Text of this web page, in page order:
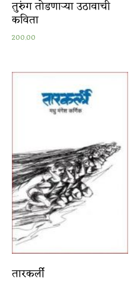
तुरुंग तोडणाऱ्या उठावाची
कविता
200.00
तारकर्ली